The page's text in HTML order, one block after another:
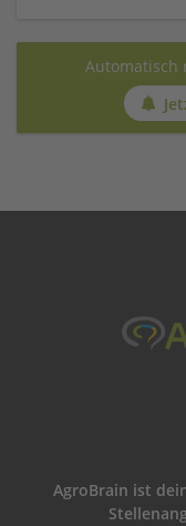
Automatisch
AgroBrain ist